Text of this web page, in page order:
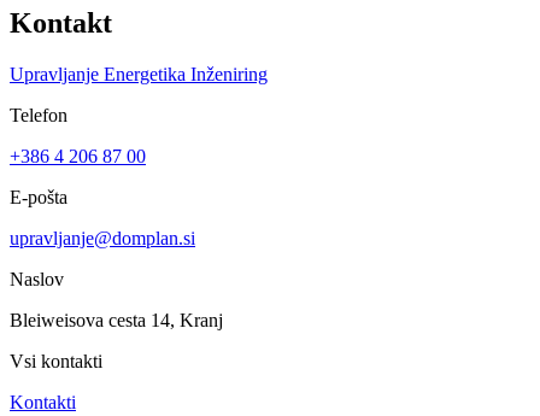
Kontakt
Upravljanje Energetika Inženiring
Telefon
+386 4 206 87 00
E-pošta
upravljanje@domplan.si
Naslov
Bleiweisova cesta 14, Kranj
Vsi kontakti
Kontakti